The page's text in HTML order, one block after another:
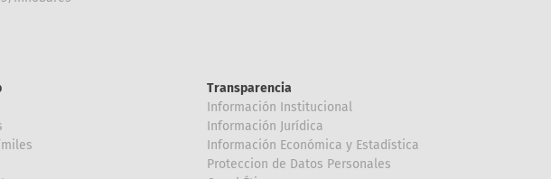
Transparencia
Información Institucional
Información Jurídica
Información Económica y Estadística
Proteccion de Datos Personales